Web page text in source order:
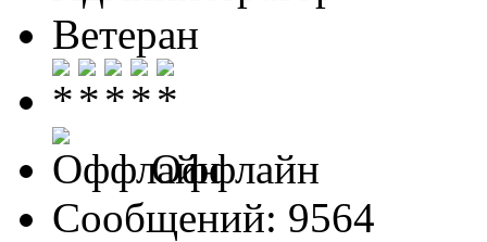
Ветеран
Оффлайн
Сообщений: 9564